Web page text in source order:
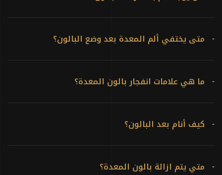
- متى يختفي ألم المعدة بعد وضع البالون؟
- ما هي علامات انفجار بالون المعدة؟
- كيف أنام بعد البالون؟
- متي يتم ازالة بالون المعدة؟